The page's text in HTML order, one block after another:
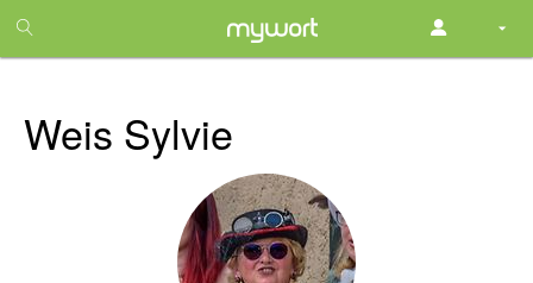
month
free
Weis Sylvie